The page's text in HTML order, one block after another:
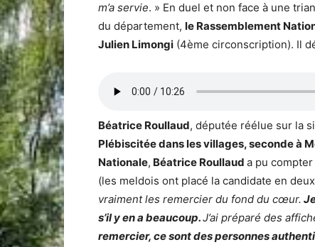
m’a servie. » En duel et non face à une
du département, le Rassemblement
Julien Limongi (4ème circonscription). Il
Béatrice Roullaud, députée réélue sur la
Plébiscitée dans les villages, seconde à
Nationale, Béatrice Roullaud a pu
(les meldois ont placé la candidate en
vraiment les remercier du fond du cœur.
s’il y en a beaucoup.J’ai préparé des
remercier, ce sont des personnes